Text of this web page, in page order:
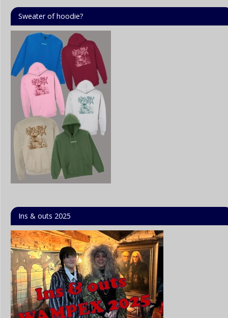
Sweater of hoodie?
Ins & outs 2025